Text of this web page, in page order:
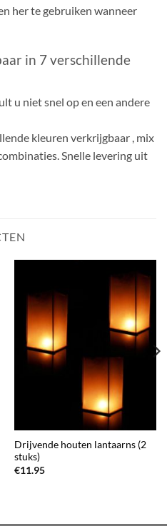
her te gebruiken wanneer
in 7 verschillende
u niet snel op en een andere
kleuren verkrijgbaar , mix
Snelle levering uit
Drijvende houten lantaarns (2
stuks)
€11.95